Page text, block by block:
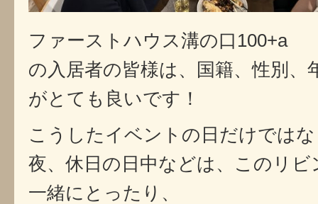
ファーストハウス溝の口100+a
の入居者の皆様は、国籍、性別、
がとても良いです！
こうしたイベントの日だけでは
夜、休日の日中などは、このリビ
一緒にとったり、